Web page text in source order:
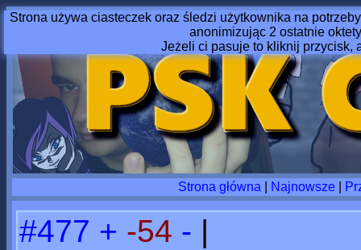
Strona używa ciasteczek oraz śledzi użytkownika na
anonimizując 2 ostatnie
Jeżeli ci pasuje to kliknij przycisk,
Strona główna Najnowsze|
#477 + -54 - |